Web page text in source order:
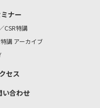
ナー
CSR特講
講 アーカイブ
セス
合わせ